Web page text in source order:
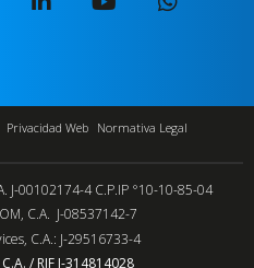
Privacidad Web Normativa Legal
J-00102174-4 C.P.IP °10-10-85-04
C.A. J-08537142-7
C.A.: J-29516733-4
/ RIF J-314814028